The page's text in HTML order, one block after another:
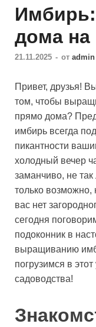
Имбирь:
дома на
21.11.2025 - от admin
Привет, друзья!
том, чтобы
прямо дома?
имбирь всегда
пикантности
холодный вечер
заманчиво, не так
только возможно,
вас нет
сегодня
подоконник в
выращиванию
погрузимся в
садоводства!